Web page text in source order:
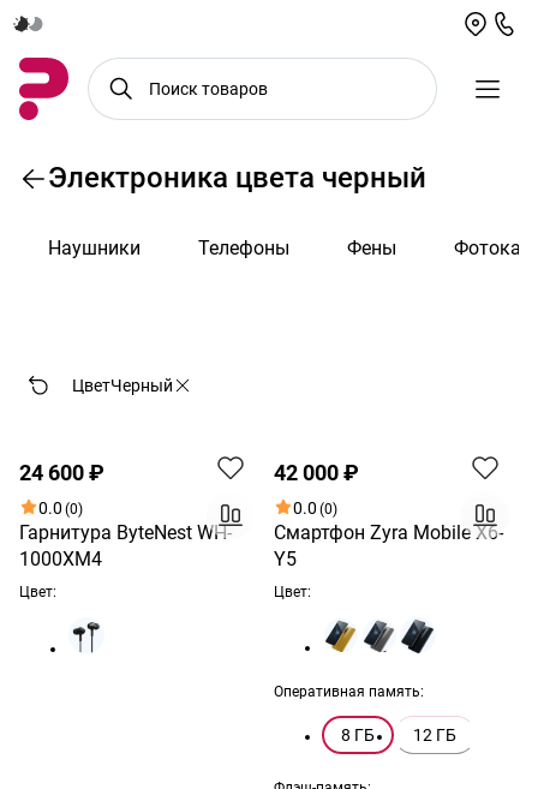
Электроника цвета черный
Наушники Телефоны Фены
ЦветЧерный
24 600 ₽
0.0 (0)
Гарнитура ByteNest WH-
1000XM4
Цвет:
42 000 ₽
0.0 (0)
Смартфон Zyra Mobile X6-
Y5
Цвет:
Оперативная память:
8 ГБ 12 ГБ